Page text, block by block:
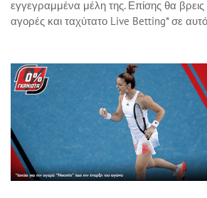
εγγεγραμμένα μέλη της. Επίσης θα βρεις
αγορές και ταχύτατο Live Betting* σε